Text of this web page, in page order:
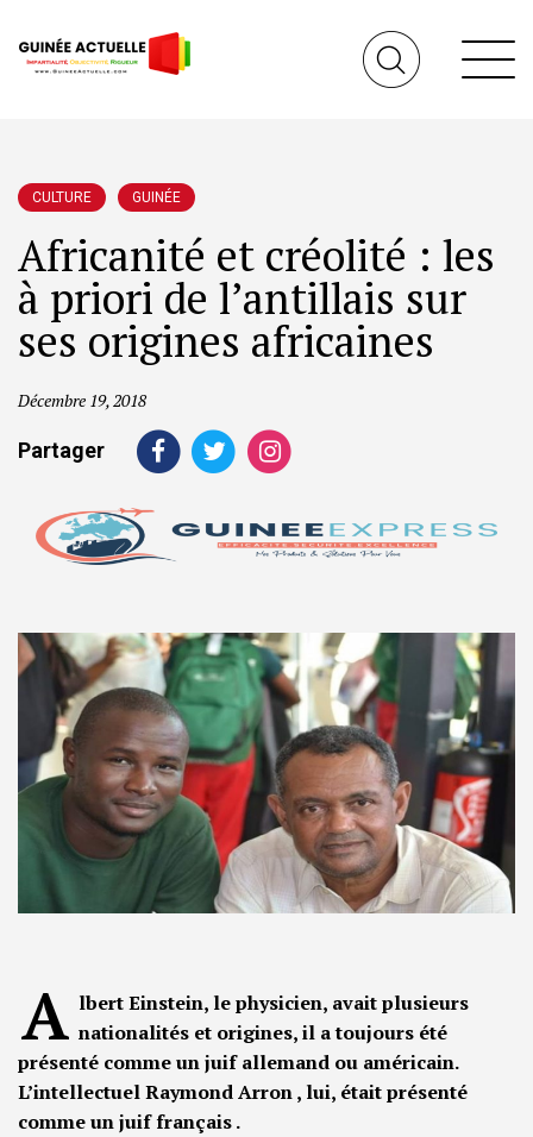
CULTURE GUINÉE
Africanité et créolité : les
à priori de l’antillais sur
ses origines africaines
Décembre 19, 2018
Partager
A lbert Einstein, le physicien, avait plusieurs
nationalités et origines, il a toujours été
présenté comme un juif allemand ou américain.
L’intellectuel Raymond Arron , lui, était présenté
comme un juif français .